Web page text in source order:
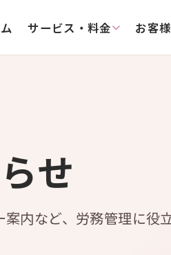
サービス・料金 お客
せ
内など、労務管理に役